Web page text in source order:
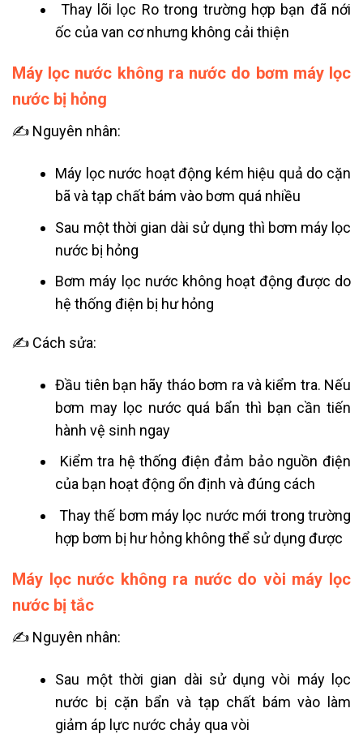
Thay lõi lọc Ro trong trường hợp bạn đã nới
ốc của van cơ nhưng không cải thiện
Máy lọc nước không ra nước do bơm máy lọc
nước bị hỏng
✍ Nguyên nhân:
Máy lọc nước hoạt động kém hiệu quả do cặn
bã và tạp chất bám vào bơm quá nhiều
Sau một thời gian dài sử dụng thì bơm máy lọc
nước bị hỏng
Bơm máy lọc nước không hoạt động được do
hệ thống điện bị hư hỏng
✍ Cách sửa:
Đầu tiên bạn hãy tháo bơm ra và kiểm tra. Nếu
bơm may lọc nước quá bẩn thì bạn cần tiến
hành vệ sinh ngay
Kiểm tra hệ thống điện đảm bảo nguồn điện
của bạn hoạt động ổn định và đúng cách
Thay thế bơm máy lọc nước mới trong trường
hợp bơm bị hư hỏng không thể sử dụng được
Máy lọc nước không ra nước do vòi máy lọc
nước bị tắc
✍ Nguyên nhân:
Sau một thời gian dài sử dụng vòi máy lọc
nước bị cặn bẩn và tạp chất bám vào làm
giảm áp lực nước chảy qua vòi